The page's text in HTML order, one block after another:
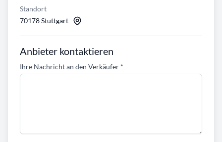
Standort
70178 Stuttgart
Anbieter kontaktieren
Ihre Nachricht an den Verkäufer *